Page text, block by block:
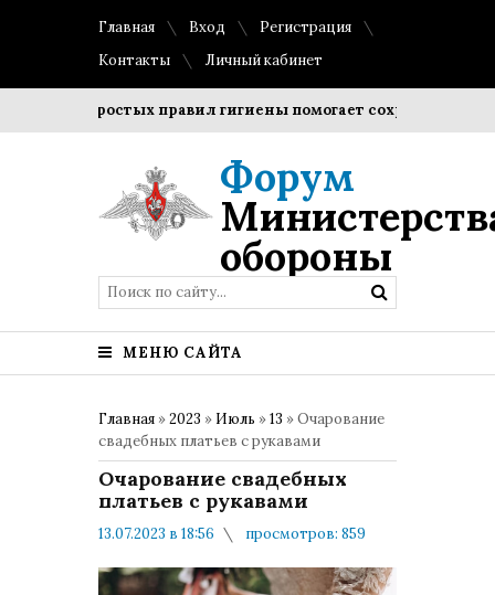
Главная Вход
Регистрация
Контакты
Личный кабинет
простых правил гигиены помогает сохранить
Форум
обороны
МЕНЮ САЙТА
Главная »2023 » Июль »13 » Очарование
свадебных платьев с рукавами
Очарование свадебных
платьев с рукавами
13.07.2023 в 18:56
просмотров: 859
Мнения и публикации